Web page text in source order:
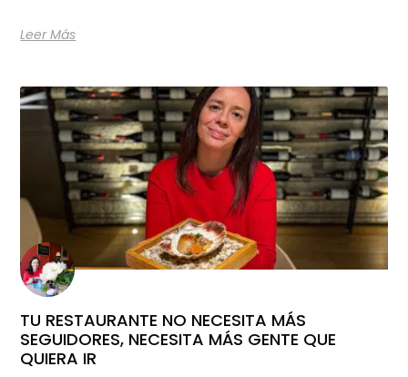
Leer Más
TU RESTAURANTE NO NECESITA MÁS
SEGUIDORES, NECESITA MÁS GENTE QUE
QUIERA IR